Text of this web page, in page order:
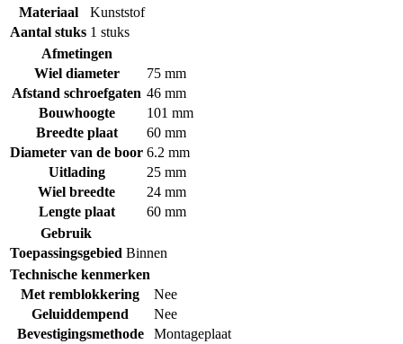
Materiaal
Kunststof
Aantal stuks 1 stuks
Afmetingen
Wiel diameter
75 mm
Afstand schroefgaten 46 mm
Bouwhoogte
101 mm
Breedte plaat
60 mm
Diameter van de boor 6.2 mm
Uitlading
25 mm
Wiel breedte
24 mm
Lengte plaat
60 mm
Gebruik
Toepassingsgebied Binnen
Technische kenmerken
Met remblokkering
Nee
Geluiddempend
Nee
Bevestigingsmethode
Montageplaat